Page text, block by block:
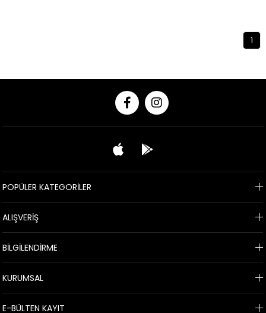
1
POPÜLER KATEGORİLER
ALIŞVERİŞ
BİLGİLENDİRME
KURUMSAL
E-BÜLTEN KAYIT